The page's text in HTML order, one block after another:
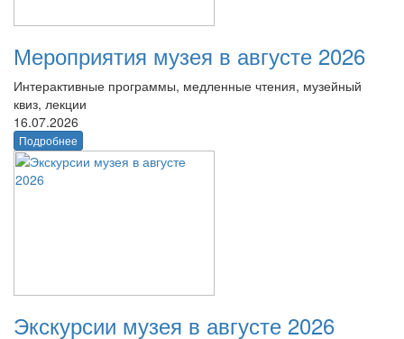
Мероприятия музея в августе 2026
Интерактивные программы, медленные чтения, музейный
квиз, лекции
16.07.2026
Подробнее
Экскурсии музея в августе 2026